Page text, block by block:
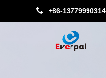
+86-13779990314